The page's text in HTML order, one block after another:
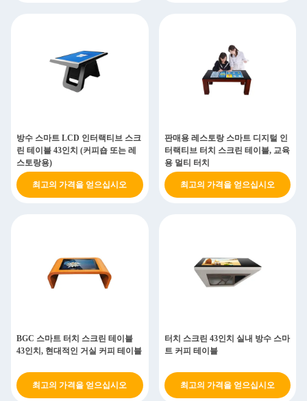
방수 스마트 LCD 인터랙티브 스크
린 테이블 43인치 (커피숍 또는 레
스토랑용)
최고의 가격을 얻으십시오
판매용 레스토랑 스마트 디지털 인
터랙티브 터치 스크린 테이블, 교육
용 멀티 터치
최고의 가격을 얻으십시오
BGC 스마트 터치 스크린 테이블
43인치, 현대적인 거실 커피 테이블
최고의 가격을 얻으십시오
터치 스크린 43인치 실내 방수 스마
트 커피 테이블
최고의 가격을 얻으십시오